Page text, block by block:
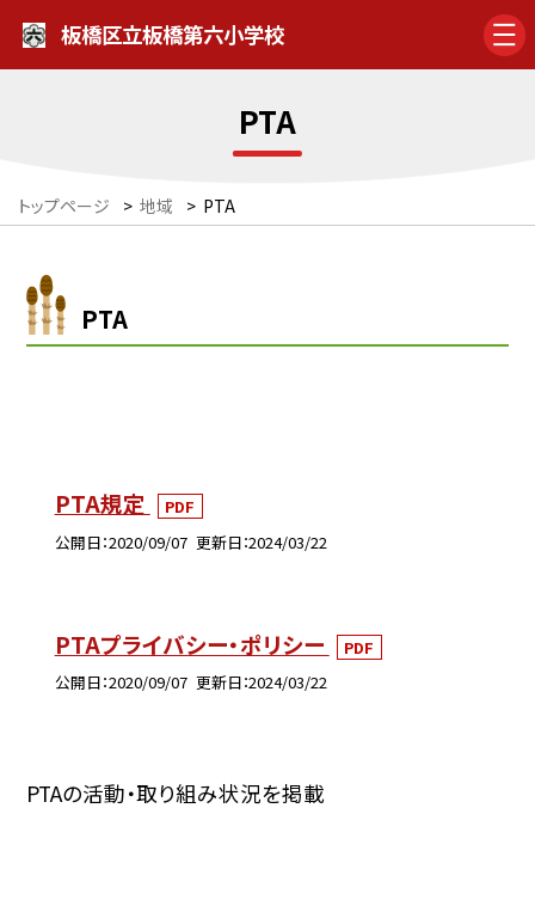
板橋区立板橋第六小学校
PTA
トップページ > 地域 > PTA
PTA
PTA規定
PDF
公開日 2020/09/07 更新日 2024/03/22
PTAプライバシー・ポリシー
PDF
公開日 2020/09/07 更新日 2024/03/22
PTAの活動・取り組み状況を掲載